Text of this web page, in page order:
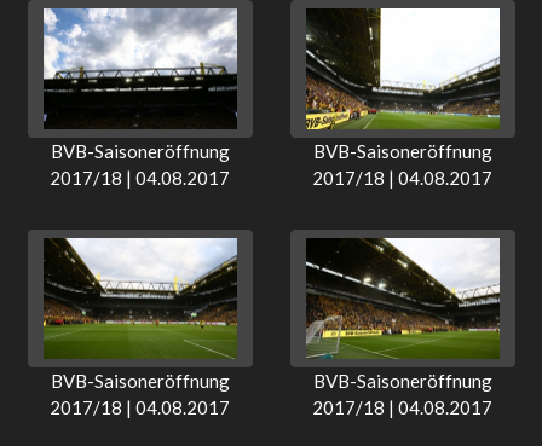
BVB-Saisoneröffnung
2017/18 | 04.08.2017
BVB-Saisoneröffnung
2017/18 | 04.08.2017
BVB-Saisoneröffnung
2017/18 | 04.08.2017
BVB-Saisoneröffnung
2017/18 | 04.08.2017